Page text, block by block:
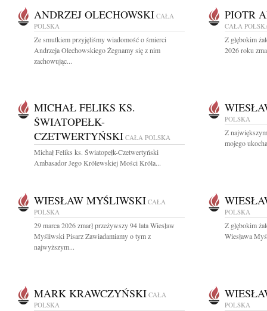
ANDRZEJ OLECHOWSKI CAŁA
POLSKA
Ze smutkiem przyjęliśmy wiadomość o śmierci
Andrzeja Olechowskiego Żegnamy się z nim
zachowując...
PIOTR
CAŁA
Z głębokim
2026 roku
MICHAŁ FELIKS KS.
ŚWIATOPEŁK-
CZETWERTYŃSKI CAŁA POLSKA
Michał Feliks ks. Światopełk-Czetwertyński
Ambasador Jego Królewskiej Mości Króla...
POLSKA
Z
mojego
WIESŁAW MYŚLIWSKI CAŁA
POLSKA
29 marca 2026 zmarł przeżywszy 94 lata Wiesław
Myśliwski Pisarz Zawiadamiamy o tym z
najwyższym...
POLSKA
Z głębokim
Wiesława
MARK KRAWCZYŃSKI CAŁA
POLSKA
POLSKA